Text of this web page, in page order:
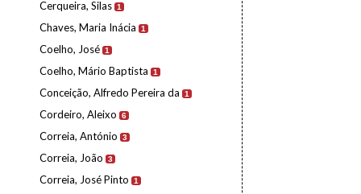
Cerqueira, Silas 1
Chaves, Maria Inácia 1
Coelho, José 1
Coelho, Mário Baptista 1
Conceição, Alfredo Pereira da 1
Cordeiro, Aleixo 6
Correia, António 3
Correia, João 3
Correia, José Pinto 1